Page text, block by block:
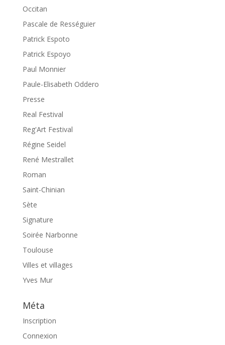
Occitan
Pascale de Rességuier
Patrick Espoto
Patrick Espoyo
Paul Monnier
Paule-Elisabeth Oddero
Presse
Real Festival
Reg'Art Festival
Régine Seidel
René Mestrallet
Roman
Saint-Chinian
Sète
Signature
Soirée Narbonne
Toulouse
Villes et villages
Yves Mur
Méta
Inscription
Connexion